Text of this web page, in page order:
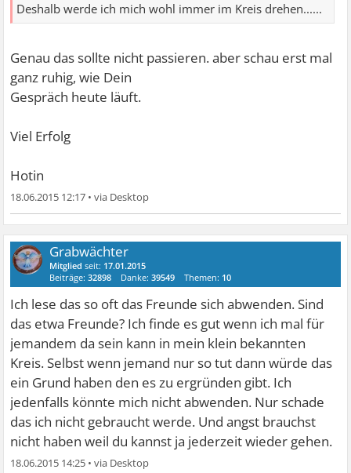
Deshalb werde ich mich wohl immer im Kreis drehen......
Genau das sollte nicht passieren. aber schau erst mal
ganz ruhig, wie Dein
Gespräch heute läuft.
Viel Erfolg
Hotin
18.06.2015 12:17 •
Grabwächter
Mitglied seit: 17.01.2015
Beiträge:32898 Danke:39549 Themen: 10
Ich lese das so oft das Freunde sich abwenden. Sind
das etwa Freunde? Ich finde es gut wenn ich mal für
jemandem da sein kann in mein klein bekannten
Kreis. Selbst wenn jemand nur so tut dann würde das
ein Grund haben den es zu ergründen gibt. Ich
jedenfalls könnte mich nicht abwenden. Nur schade
das ich nicht gebraucht werde. Und angst brauchst
nicht haben weil du kannst ja jederzeit wieder gehen.
18.06.2015 14:25 •